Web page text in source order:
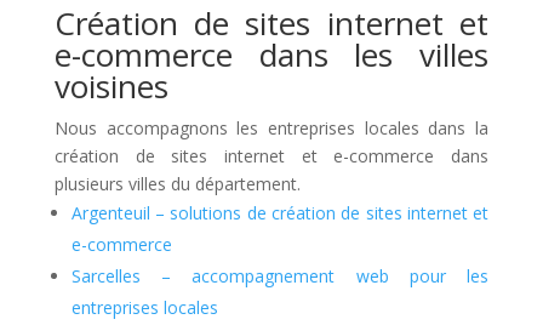
Création de sites internet et
e-commerce dans les villes
voisines
Nous accompagnons les entreprises locales dans la
création de sites internet et e-commerce dans
plusieurs villes du département.
Argenteuil – solutions de création de sites internet et
e-commerce
Sarcelles – accompagnement web pour les
entreprises locales